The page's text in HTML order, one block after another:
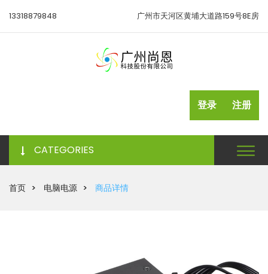
13318879848 广州市天河区黄埔大道路159号8E房
登录 注册
CATEGORIES
首页 电脑电源 商品详情